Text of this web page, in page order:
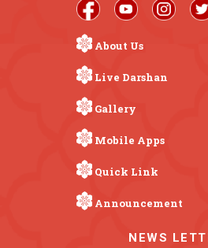
About Us
Live Darshan
Gallery
Mobile Apps
Quick Link
Announcement
NEWS